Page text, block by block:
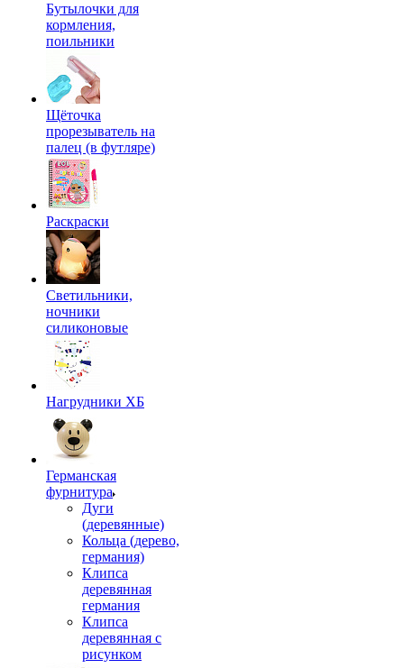
Бутылочки для
кормления,
поильники
Щёточка
прорезыватель на
палец (в футляре)
Раскраски
Светильники,
ночники
силиконовые
Нагрудники ХБ
Германская
фурнитура
Дуги
(деревянные)
Кольца (дерево,
германия)
Клипса
деревянная
германия
Клипса
деревянная с
рисунком